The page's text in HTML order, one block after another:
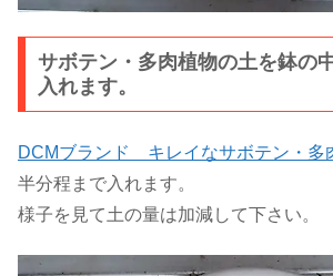
サボテン・多肉植物の土を鉢の
入れます。
DCMブランド キレイなサボテン・多
半分程まで入れます。
様子を見て土の量は加減して下さい。